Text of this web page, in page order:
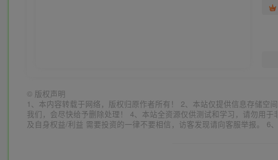
© 版权声明
1、本内容转载于网络，版权归原作者所有！ 2、本站仅提供信息存储
我们，会尽快给予删除处理！ 4、本站全资源仅供测试和学习，请勿用
及自身权益/利益 需要投资的一律不要相信，访客发现请向客服举报。